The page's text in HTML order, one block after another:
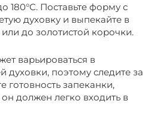
180°C. Поставьте форму с
духовку и выпекайте в
до золотистой корочки.
варьироваться в
духовки, поэтому следите за
готовность запеканки,
должен легко входить в